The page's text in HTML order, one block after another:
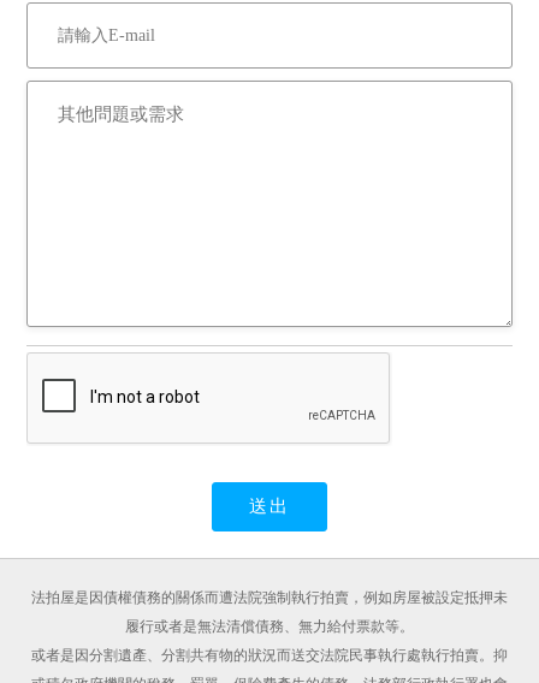
法拍屋是因債權債務的關係而遭法院強制執行拍賣，例如房屋被設定抵押未
履行或者是無法清償債務、無力給付票款等。
或者是因分割遺產、分割共有物的狀況而送交法院民事執行處執行拍賣。抑